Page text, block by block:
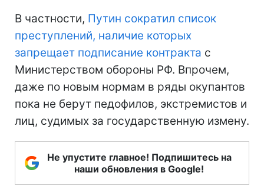
В частности, Путин сократил список
преступлений, наличие которых
запрещает подписание контракта с
Министерством обороны РФ. Впрочем,
даже по новым нормам в ряды окупантов
пока не берут педофилов, экстремистов и
лиц, судимых за государственную измену.
Не упустите главное! Подпишитесь на
наши обновления в Google!